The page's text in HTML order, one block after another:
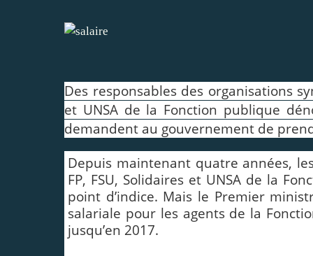
Des responsables des organisations
et UNSA de la Fonction publique
demandent au gouvernement de
Depuis maintenant quatre années, les
FP, FSU, Solidaires et UNSA de la
point d’indice. Mais le Premier
salariale pour les agents de la
jusqu’en 2017.